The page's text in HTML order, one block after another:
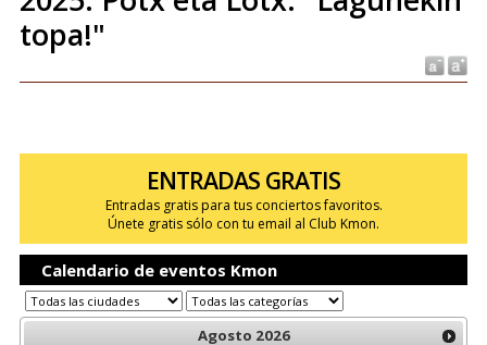
topa!"
ENTRADAS GRATIS
Entradas gratis para tus conciertos favoritos.
Únete gratis sólo con tu email al Club Kmon.
Calendario de eventos Kmon
Agosto 2026